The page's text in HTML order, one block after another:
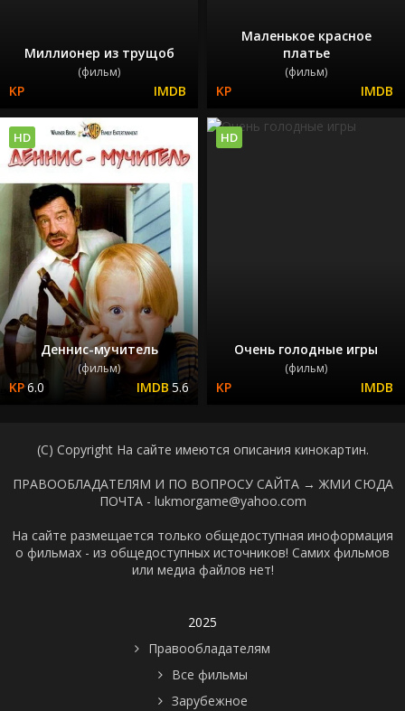
Миллионер из трущоб
(фильм)
Маленькое красное
платье
(фильм)
Деннис-мучитель
(фильм)
6.0 5.6
HD
Очень голодные игры
(фильм)
HD
(C) Copyright На сайте имеются описания кинокартин.
ПРАВООБЛАДАТЕЛЯМ И ПО ВОПРОСУ САЙТА → ЖМИ СЮДА
ПОЧТА - lukmorgame@yahoo.com
На сайте размещается только общедоступная иноформация
о фильмах - из общедоступных источников! Самих фильмов
или медиа файлов нет!
2025
Правообладателям
Все фильмы
Зарубежное